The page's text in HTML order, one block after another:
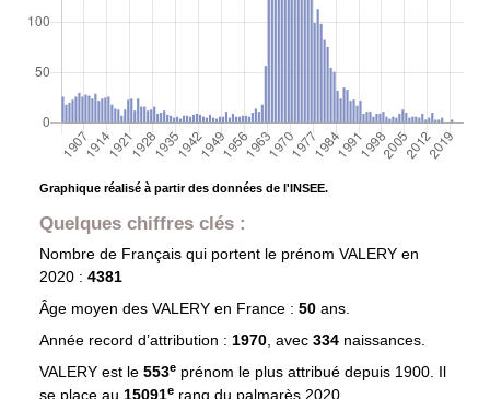
Graphique réalisé à partir des données de l'INSEE.
Quelques chiffres clés :
Nombre de Français qui portent le prénom VALERY en
2020 : 4381
Âge moyen des VALERYen France : 50 ans.
Année record d’attribution : 1970, avec 334 naissances.
VALERY est le 553eprénom le plus attribué depuis 1900. Il
se place au 15091e rang du palmarès 2020.